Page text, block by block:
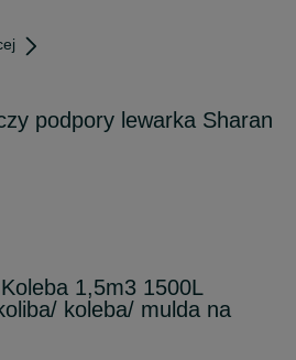
podpory lewarka Sharan
1,5m3 1500L
koleba/ mulda na